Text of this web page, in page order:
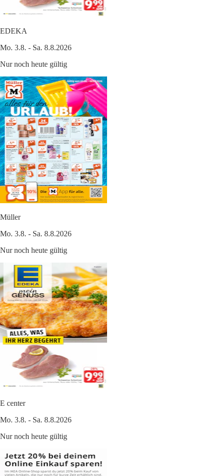
EDEKA
Mo. 3.8. - Sa. 8.8.2026
Nur noch heute gültig
Müller
Mo. 3.8. - Sa. 8.8.2026
Nur noch heute gültig
E center
Mo. 3.8. - Sa. 8.8.2026
Nur noch heute gültig